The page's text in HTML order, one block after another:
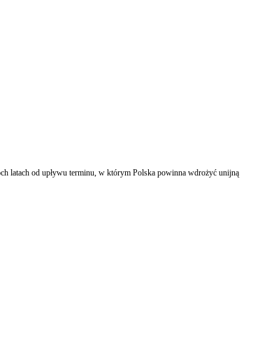
latach od upływu terminu, w którym Polska powinna wdrożyć unijną